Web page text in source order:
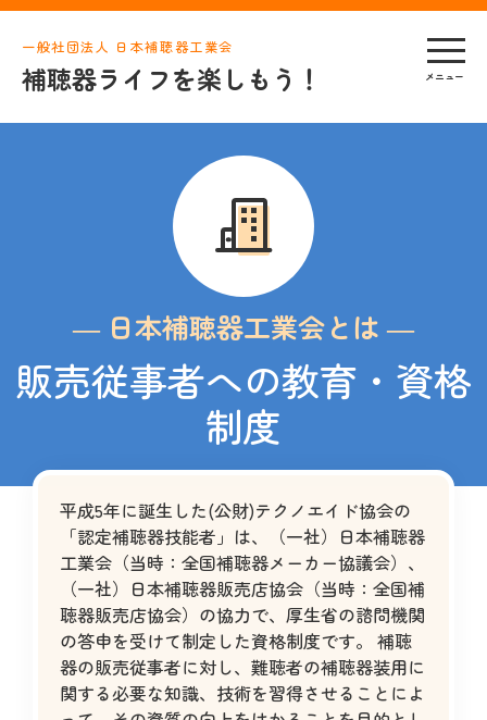
一般社団法人 日本補聴器工業会
補聴器ライフを楽しもう！
― 日本補聴器工業会とは ―
販売従事者への教育・資格
制度
平成5年に誕生した(公財)テクノエイド協会の
「認定補聴器技能者」は、（一社）日本補聴器
工業会（当時：全国補聴器メーカー協議会）、
（一社）日本補聴器販売店協会（当時：全国補
聴器販売店協会）の協力で、厚生省の諮問機関
の答申を受けて制定した資格制度です。 補聴
器の販売従事者に対し、難聴者の補聴器装用に
関する必要な知識、技術を習得させることによ